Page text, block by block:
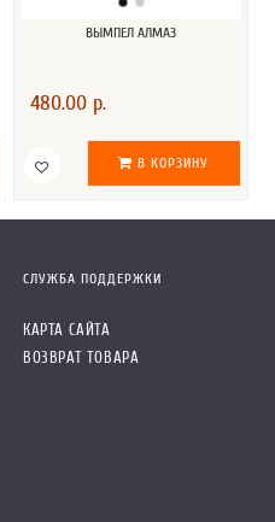
ВЫМПЕЛ АЛМАЗ
480.00 р.
В КОРЗИНУ
СЛУЖБА ПОДДЕРЖКИ
КАРТА САЙТА
ВОЗВРАТ ТОВАРА